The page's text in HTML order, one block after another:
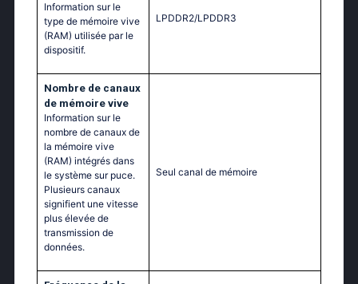
Information sur le
type de mémoire vive
(RAM) utilisée par le
dispositif.
LPDDR2/LPDDR3
Nombre de canaux
de mémoire vive
Information sur le
nombre de canaux de
la mémoire vive
(RAM) intégrés dans
le système sur puce.
Plusieurs canaux
signifient une vitesse
plus élevée de
transmission de
données.
Seul canal de mémoire